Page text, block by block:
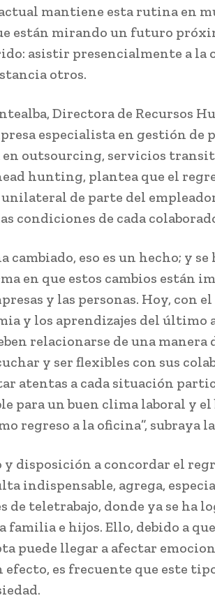
mantiene esta rutina en
están mirando un futuro
asistir presencialmente a la
otros.
Directora de Recursos
especialista en gestión de
outsourcing, servicios
hunting, plantea que el
de parte del
condiciones de cada
cambiado, eso es un hecho; y
en que estos cambios están
y las personas. Hoy, con
y los aprendizajes del último
relacionarse de una
y ser flexibles con sus
atentas a cada situación
para un buen clima laboral y el
regreso a la oficina”, subraya
y disposición a concordar el
indispensable, agrega,
de teletrabajo, donde ya se ha
familia e hijos. Ello, debido a
puede llegar a afectar
efecto, es frecuente que este